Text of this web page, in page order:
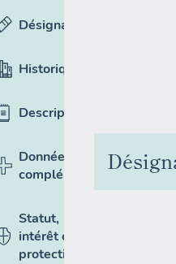
Désignation
Historique
Description
Données
complémentaires
Statut,
intérêt et
protection